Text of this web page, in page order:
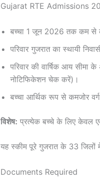
Gujarat RTE Admissions
बच्चा 1 जून 2026 तक कम से
परिवार गुजरात का स्थायी
परिवार की वार्षिक आय
नोटिफिकेशन चेक करें)।
बच्चा आर्थिक रूप से कमजोर
विशेष: प्रत्येक बच्चे के लिए केवल
यह स्कीम पूरे गुजरात के 33 जिलों
Documents Required